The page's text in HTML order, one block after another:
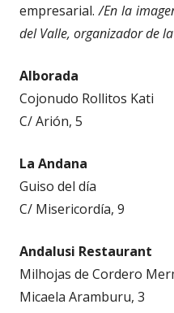
empresarial./En la
del Valle, organizador de
Alborada
Cojonudo Rollitos Kati
C/ Arión, 5
La Andana
Guiso del día
C/ Misericordía, 9
Andalusi Restaurant
Milhojas de Cordero
Micaela Aramburu, 3